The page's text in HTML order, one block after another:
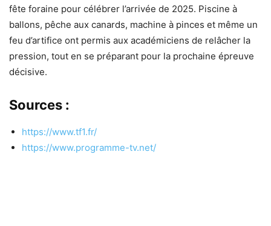
fête foraine pour célébrer l’arrivée de 2025. Piscine à
ballons, pêche aux canards, machine à pinces et même un
feu d’artifice ont permis aux académiciens de relâcher la
pression, tout en se préparant pour la prochaine épreuve
décisive.
Sources :
https://www.tf1.fr/
https://www.programme-tv.net/